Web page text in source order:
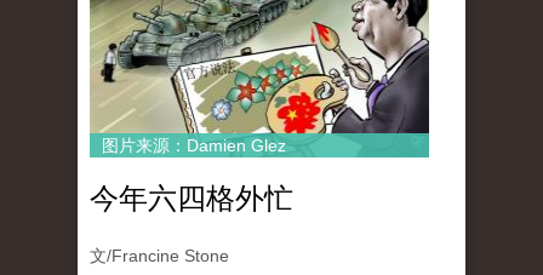
图片来源：Damien Glez
今年六四格外忙
文/Francine Stone